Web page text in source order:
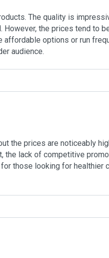
The quality is
the prices tend to
affordable options or run
audience.
the prices are noticeably
the lack of competitive
those looking for healthier